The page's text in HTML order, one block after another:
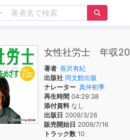
女性社労士 年収
著者 長沢有紀
出版社 同文館出版
ナレーター 真仲初季
再生時間 04:29:38
添付資料なし
出版日 2009/3/26
販売開始日 2009/7/16
トラック数 10